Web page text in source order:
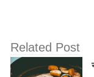
Related Post